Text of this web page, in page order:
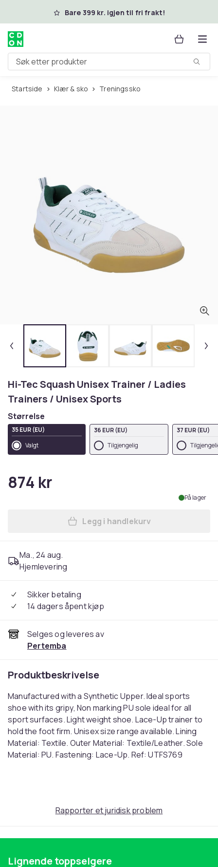
Hopp til hovedinnholdBare 399 kr. igjen til fri frakt!
Søk etter produkter
Startside Klær & sko Treningssko
Hi-Tec Squash Unisex Trainer / Ladies
Trainers / Unisex Sports
Størrelse
35 EUR (EU)
Valgt
36 EUR (EU)
Tilgjengelig
37 EUR (EU)
874 kr
På lager
Legg Hi-Tec Squash
Legg i handlekurv
Ma., 24 aug.
Hjemlevering
Sikker betaling
14 dagers åpent kjøp
Selges og leveres av
Pertemba
Produktbeskrivelse
Manufactured with a Synthetic Upper. Ideal sports
shoe with its gripy, Non marking PU sole ideal for all
sport surfaces. Light weight shoe. Lace-Up trainer to
hold the foot firm. Unisex size range available. Lining
Material: Textile. Outer Material: Textile/Leather. Sole
Material: PU. Fastening: Lace-Up. Ref: UTFS769
7b6590e8-fdfe-42c3-92b3-1f78f7b06d19
Produktsikkerhetsinformasjon
Rapporter et juridisk problem
Lignende toppselgere